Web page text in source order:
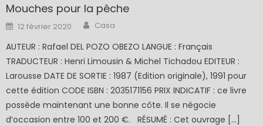
Mouches pour la pêche
Posted
on
12 février 2020 Author
Casa
AUTEUR : Rafael DEL POZO OBEZO LANGUE : Français
TRADUCTEUR : Henri Limousin & Michel Tichadou EDITEUR :
Larousse DATE DE SORTIE : 1987 (Edition originale), 1991 pour
cette édition CODE ISBN : 2035171156 PRIX INDICATIF : ce livre
possède maintenant une bonne côte. Il se négocie
d’occasion entre 100 et 200 €. RÉSUMÉ : Cet ouvrage […]